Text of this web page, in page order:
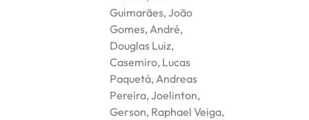
Guimarães, João
Gomes, André,
Douglas Luiz,
Casemiro, Lucas
Paquetá, Andreas
Pereira, Joelinton,
Gerson, Raphael Veiga,